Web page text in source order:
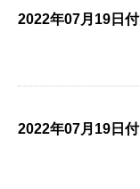
2022年07月19日付
2022年07月19日付